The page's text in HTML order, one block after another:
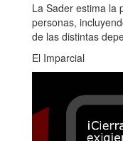
La Sader estima la
personas,
de las distintas
El Imparcial